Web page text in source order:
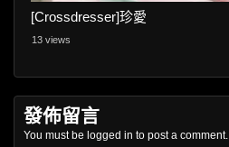
[Crossdresser]珍愛
13 views
發佈留言
You must be logged in to post a comment.